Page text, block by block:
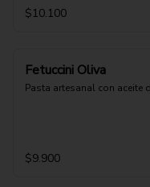
$10.100
Fetuccini Oliva
Pasta artesanal con aceite
$9.900